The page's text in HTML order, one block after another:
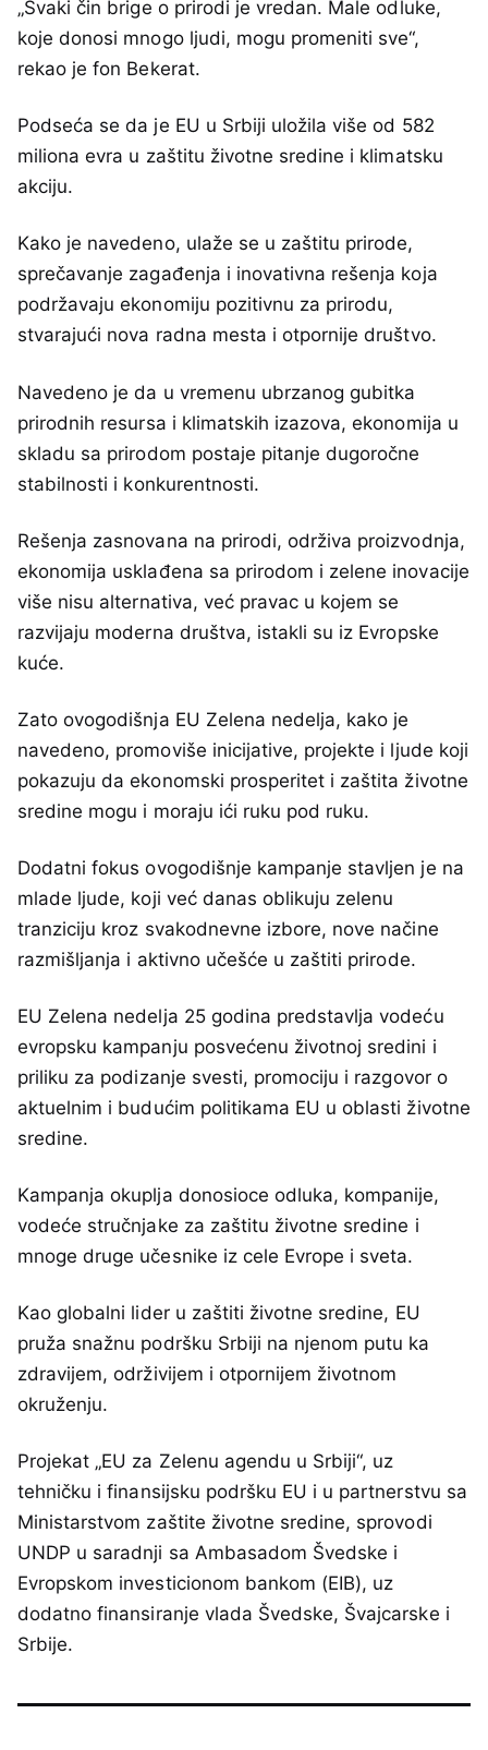
„Svaki čin brige o prirodi je vredan. Male odluke,
koje donosi mnogo ljudi, mogu promeniti sve“,
rekao je fon Bekerat.
Podseća se da je EU u Srbiji uložila više od 582
miliona evra u zaštitu životne sredine i klimatsku
akciju.
Kako je navedeno, ulaže se u zaštitu prirode,
sprečavanje zagađenja i inovativna rešenja koja
podržavaju ekonomiju pozitivnu za prirodu,
stvarajući nova radna mesta i otpornije društvo.
Navedeno je da u vremenu ubrzanog gubitka
prirodnih resursa i klimatskih izazova, ekonomija u
skladu sa prirodom postaje pitanje dugoročne
stabilnosti i konkurentnosti.
Rešenja zasnovana na prirodi, održiva proizvodnja,
ekonomija usklađena sa prirodom i zelene inovacije
više nisu alternativa, već pravac u kojem se
razvijaju moderna društva, istakli su iz Evropske
kuće.
Zato ovogodišnja EU Zelena nedelja, kako je
navedeno, promoviše inicijative, projekte i ljude koji
pokazuju da ekonomski prosperitet i zaštita životne
sredine mogu i moraju ići ruku pod ruku.
Dodatni fokus ovogodišnje kampanje stavljen je na
mlade ljude, koji već danas oblikuju zelenu
tranziciju kroz svakodnevne izbore, nove načine
razmišljanja i aktivno učešće u zaštiti prirode.
EU Zelena nedelja 25 godina predstavlja vodeću
evropsku kampanju posvećenu životnoj sredini i
priliku za podizanje svesti, promociju i razgovor o
aktuelnim i budućim politikama EU u oblasti životne
sredine.
Kampanja okuplja donosioce odluka, kompanije,
vodeće stručnjake za zaštitu životne sredine i
mnoge druge učesnike iz cele Evrope i sveta.
Kao globalni lider u zaštiti životne sredine, EU
pruža snažnu podršku Srbiji na njenom putu ka
zdravijem, održivijem i otpornijem životnom
okruženju.
Projekat „EU za Zelenu agendu u Srbiji“, uz
tehničku i finansijsku podršku EU i u partnerstvu sa
Ministarstvom zaštite životne sredine, sprovodi
UNDP u saradnji sa Ambasadom Švedske i
Evropskom investicionom bankom (EIB), uz
dodatno finansiranje vlada Švedske, Švajcarske i
Srbije.